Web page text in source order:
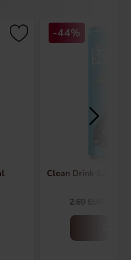
-44%
Clean Drink Sav:D -
2.69 EUR